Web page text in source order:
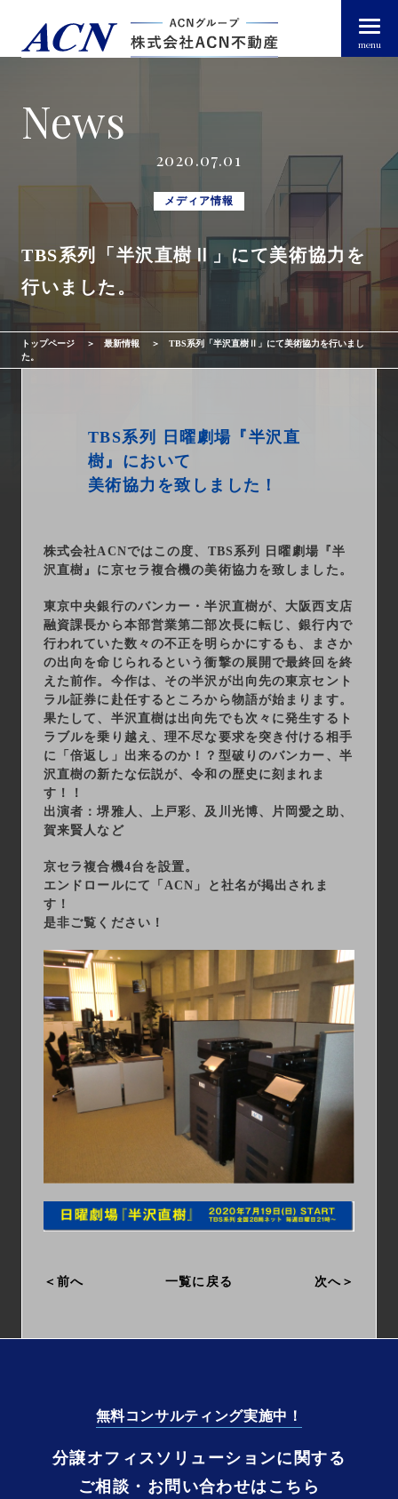
menu
経営者・法人のお客様
個人のお客様
トップページ arrow_right_alt
ACN不動産について
最新情報
採用情報
お問い合わせ arrow_right_alt
プライバシーポリシー
勧誘方針
News
2020.07.01
メディア情報
TBS系列「半沢直樹Ⅱ」にて美術協力を
行いました。
トップページ 最新情報
TBS系列「半沢直樹Ⅱ」にて美術協力を行いまし
た。
TBS系列 日曜劇場『半沢直
樹』において
美術協力を致しました！
株式会社ACNではこの度、TBS系列 日曜劇場『半
沢直樹』に京セラ複合機の美術協力を致しました。
東京中央銀行のバンカー・半沢直樹が、大阪西支店
融資課長から本部営業第二部次長に転じ、銀行内で
行われていた数々の不正を明らかにするも、まさか
の出向を命じられるという衝撃の展開で最終回を終
えた前作。今作は、その半沢が出向先の東京セント
ラル証券に赴任するところから物語が始まります。
果たして、半沢直樹は出向先でも次々に発生するト
ラブルを乗り越え、理不尽な要求を突き付ける相手
に「倍返し」出来るのか！？型破りのバンカー、半
沢直樹の新たな伝説が、令和の歴史に刻まれま
す！！
出演者：堺雅人、上戸彩、及川光博、片岡愛之助、
賀来賢人など
京セラ複合機4台を設置。
エンドロールにて「ACN」と社名が掲出されま
す！
是非ご覧ください！
前へ 一覧に戻る 次へ
無料コンサルティング実施中！
分譲オフィスソリューションに関する
ご相談・お問い合わせはこちら